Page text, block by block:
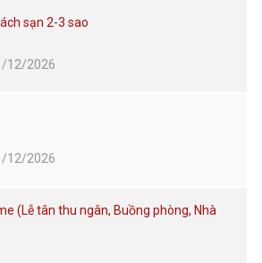
sạn 2-3 sao
12/2026
12/2026
(Lễ tân thu ngân, Buồng phòng, Nhà